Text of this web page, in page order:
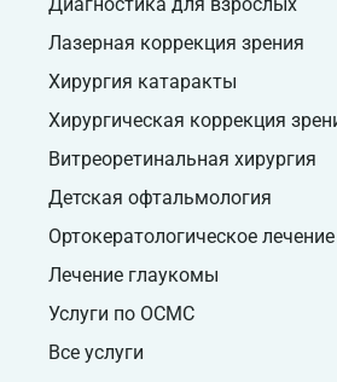
Лазерная коррекция зрения
Хирургия катаракты
Хирургическая коррекция
Витреоретинальная хирургия
Детская офтальмология
Ортокератологическое лечение
Лечение глаукомы
Услуги по ОСМС
Все услуги